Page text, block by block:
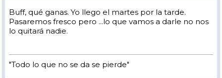
Buff, qué ganas. Yo llego el martes por la tarde.
Pasaremos fresco pero ...lo que vamos a darle no nos
lo quitará nadie.
"Todo lo que no se da se pierde"